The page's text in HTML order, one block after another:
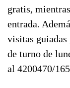
gratis,
entrada.
visitas guiadas
de turno de
al 4200470/